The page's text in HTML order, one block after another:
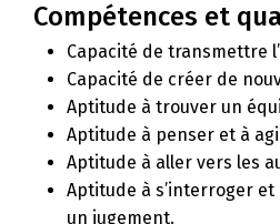
Compétences et
Capacité de transmettre
Capacité de créer de
Aptitude à trouver un
Aptitude à penser et à
Aptitude à aller vers les
Aptitude à s’interroger
un jugement.